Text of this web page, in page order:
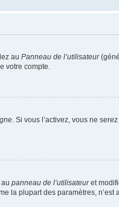
au Panneau de l’utilisateur
votre compte.
. Si vous l’activez, vous ne
panneau de l’utilisateuret
la plupart des paramètres,